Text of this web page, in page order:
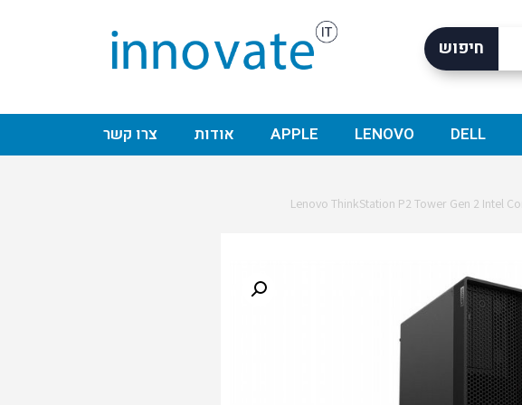
חיפוש
DELL
LENOVO
APPLE אודות צרו קשר